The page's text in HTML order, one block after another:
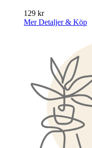
129 kr
Mer Detaljer & Köp